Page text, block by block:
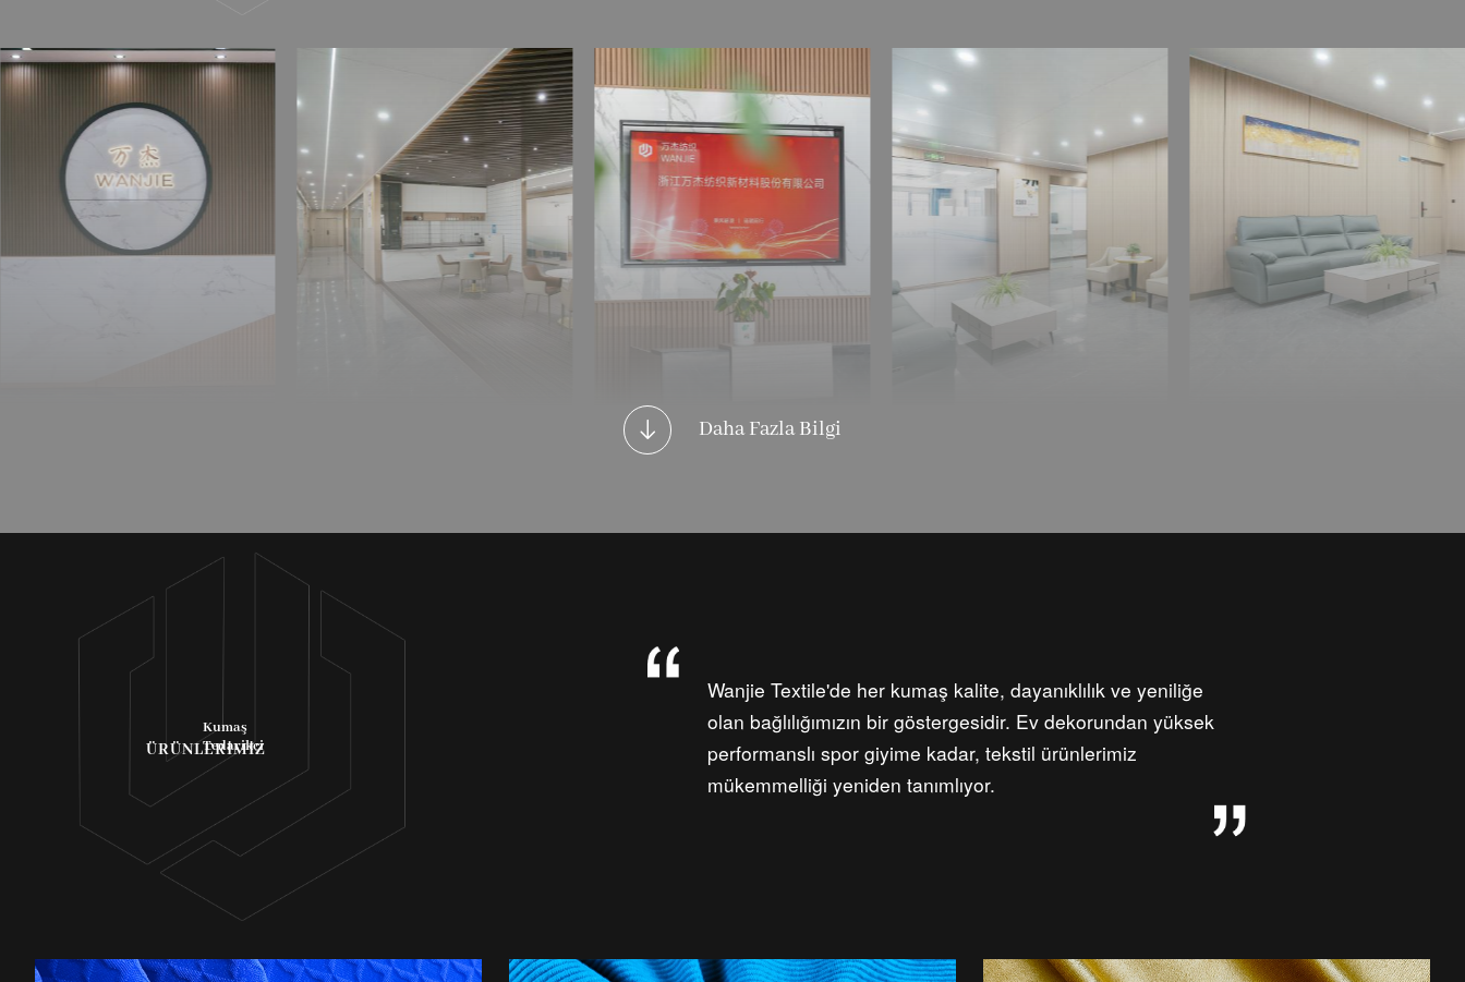
𐃕 Daha Fazla Bilgi
Kumaş
Tedarikçi
ÜRÜNLERIMIZ
Wanjie Textile'de her kumaş kalite, dayanıklılık ve yeniliğe
olan bağlılığımızın bir göstergesidir. Ev dekorundan yüksek
performanslı spor giyime kadar, tekstil ürünlerimiz
mükemmelliği yeniden tanımlıyor.